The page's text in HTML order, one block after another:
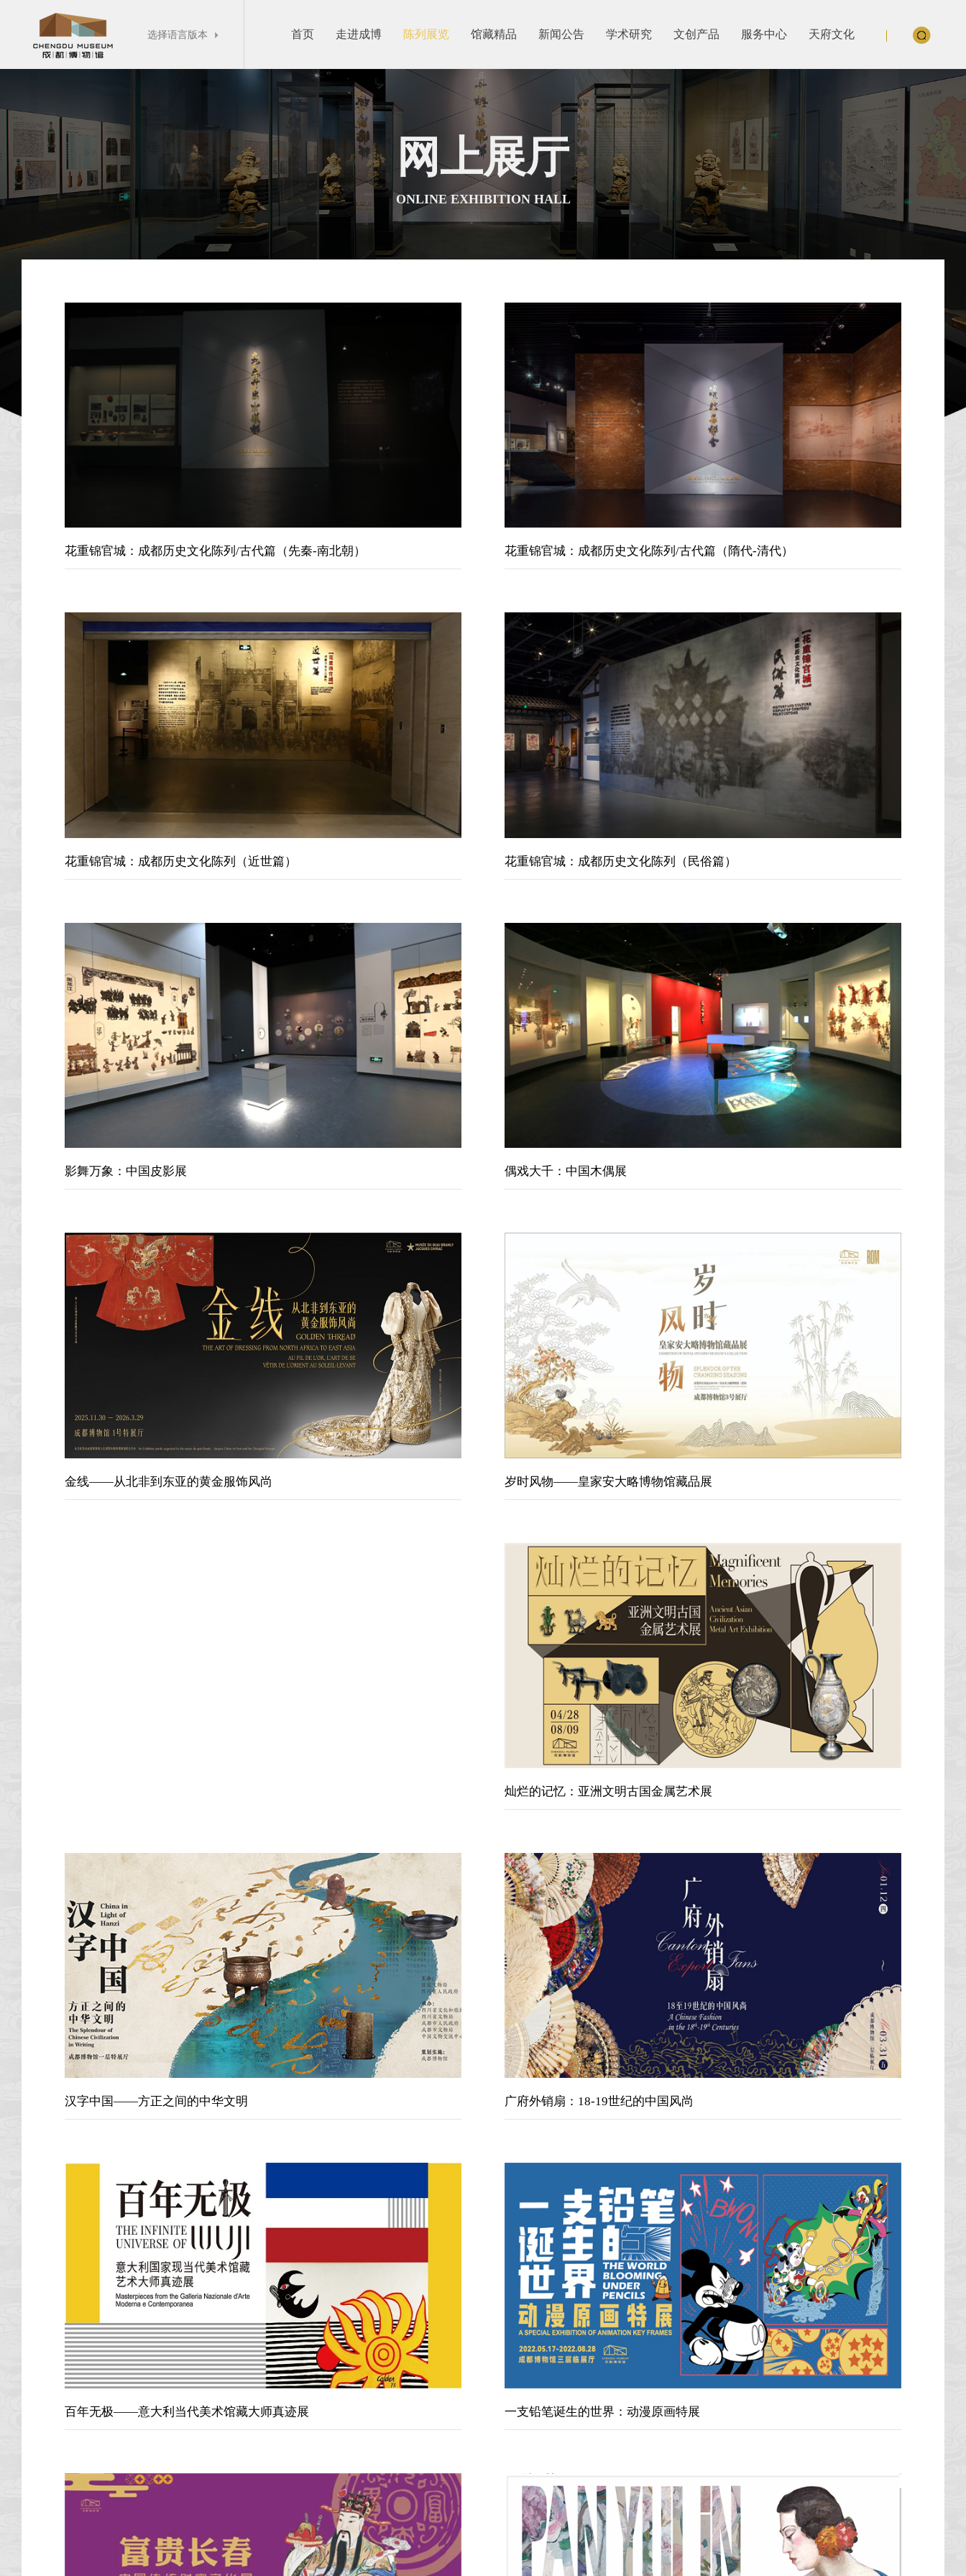
选择语言版本  首页 走进成博 陈列展览 馆藏精品 新闻公告 学术研究 文创产品 服务中心 天府文化
网上展厅
ONLINE EXHIBITION HALL
花重锦官城：成都历史文化陈列/古代篇（先秦-南北朝） 花重锦官城：成都历史文化陈列/古代篇（隋代-清代）
花重锦官城：成都历史文化陈列（近世篇） 花重锦官城：成都历史文化陈列（民俗篇）
影舞万象：中国皮影展 偶戏大千：中国木偶展
金线——从北非到东亚的黄金服饰风尚 岁时风物——皇家安大略博物馆藏品展
灿烂的记忆：亚洲文明古国金属艺术展
汉字中国——方正之间的中华文明 广府外销扇：18-19世纪的中国风尚
百年无极——意大利当代美术馆藏大师真迹展 一支铅笔诞生的世界：动漫原画特展